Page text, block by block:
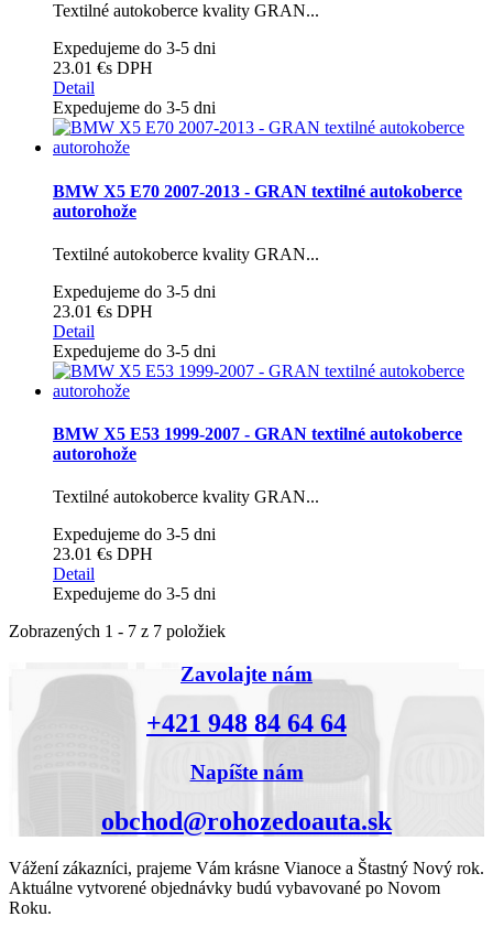
Textilné autokoberce kvality GRAN...
Expedujeme do 3-5 dni
23.01 €s DPH
Detail
Expedujeme do 3-5 dni
BMW X5 E70 2007-2013 - GRAN textilné autokoberce
autorohože
Textilné autokoberce kvality GRAN...
Expedujeme do 3-5 dni
23.01 €s DPH
Detail
Expedujeme do 3-5 dni
BMW X5 E53 1999-2007 - GRAN textilné autokoberce
autorohože
Textilné autokoberce kvality GRAN...
Expedujeme do 3-5 dni
23.01 €s DPH
Detail
Expedujeme do 3-5 dni
Zobrazených 1 - 7 z 7 položiek
Zavolajte nám
+421 948 84 64 64
Napíšte nám
obchod@rohozedoauta.sk
Vážení zákazníci, prajeme Vám krásne Vianoce a Štastný Nový rok.
Aktuálne vytvorené objednávky budú vybavované po Novom
Roku.